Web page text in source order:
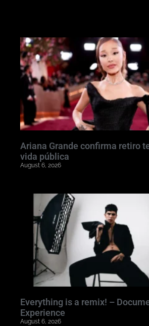
Ariana Grande confirma retiro
vida pública
August 6, 2026
Everything is a remix! –
Experience
August 6, 2026